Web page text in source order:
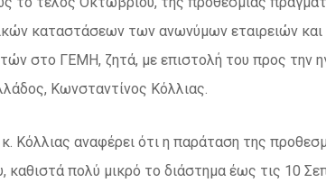
καταστάσεων των ανωνύμων εταιρειών
στο ΓΕΜΗ, ζητά, με επιστολή του προς την
Κωνσταντίνος Κόλλιας.
κ. Κόλλιας αναφέρει ότι η παράταση της
καθιστά πολύ μικρό το διάστημα έως τις 10